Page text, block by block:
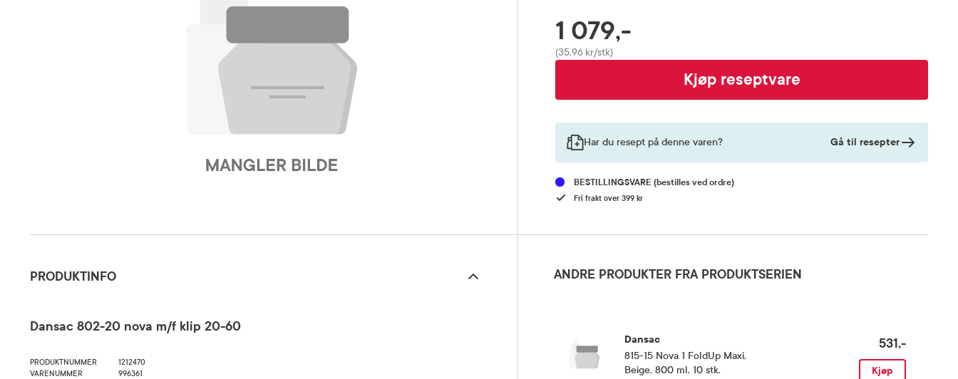
RABATTPROSENT
Pris
1 079,-
(35,96 kr/stk)
Kjøp reseptvare
Har du resept på denne varen? Gå til resepter
BESTILLINGSVARE(bestilles ved ordre)
Fri frakt over 399 kr
PRODUKTINFO
Dansac 802-20 nova m/f klip 20-60
PRODUKTNUMMER
1212470
VARENUMMER
996361
ANDRE PRODUKTER FRA PRODUKTSERIEN
Dansac
815-15 Nova 1 FoldUp Maxi,
Beige, 800 ml, 10 stk.
531,-
Kjøp